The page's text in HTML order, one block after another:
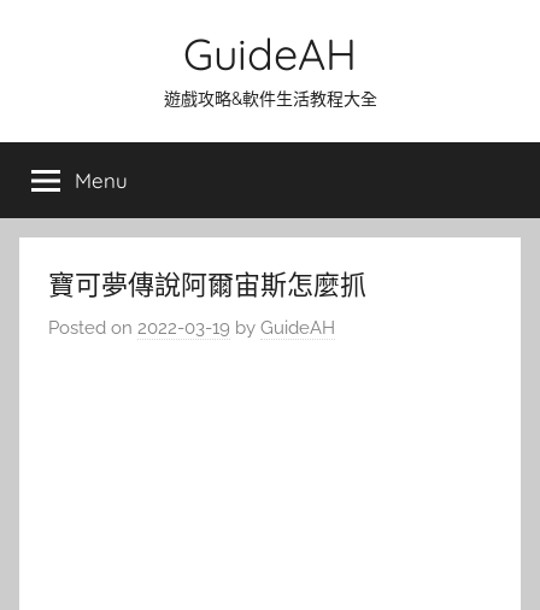
GuideAH
遊戲攻略&軟件生活教程大全
Menu
寶可夢傳說阿爾宙斯怎麼抓
Posted on 2022-03-19 by GuideAH